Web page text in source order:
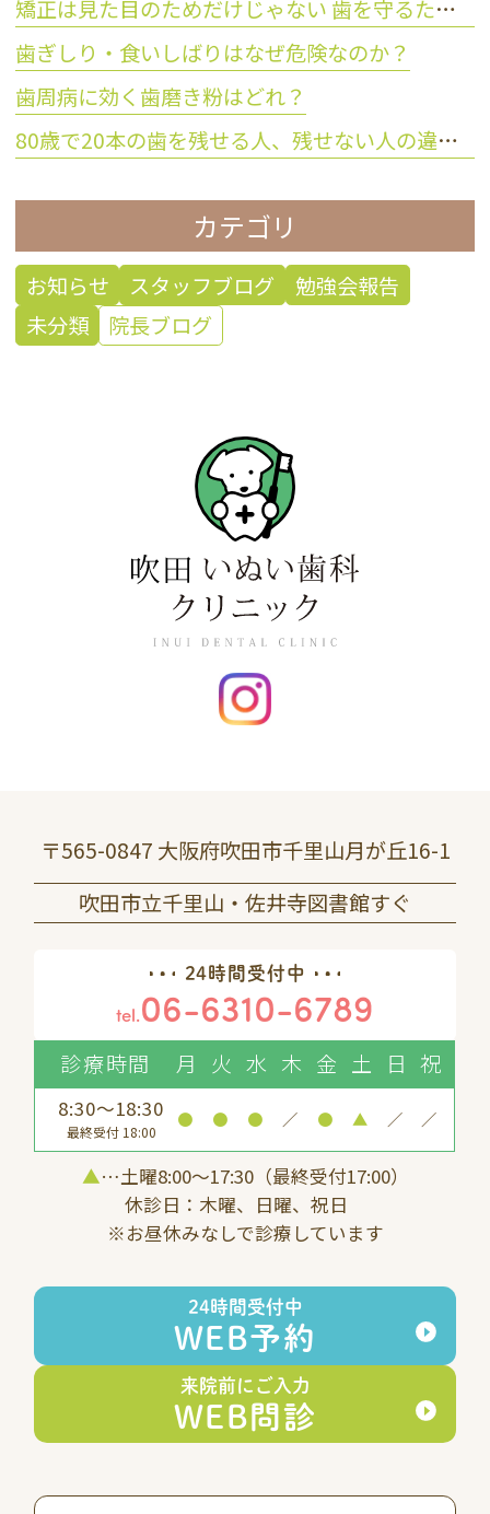
矯正は見た目のためだけじゃない 歯を守るために大切な理由とは？
歯ぎしり・食いしばりはなぜ危険なのか？
歯周病に効く歯磨き粉はどれ？
80歳で20本の歯を残せる人、残せない人の違いとは？
カテゴリ
お知らせ スタッフブログ
勉強会報告
未分類
院長ブログ
〒565-0847 大阪府吹田市千里山月が丘16-1
吹田市立千里山・佐井寺図書館すぐ
24時間受付中
tel.06-6310-6789
診療時間 月 火 水 木 金 土 日 祝
8:30～18:30
最終受付 18:00
● ● ● ／ ● ▲ ／ ／
▲…土曜8:00〜17:30（最終受付17:00）
休診日：木曜、日曜、祝日
※お昼休みなしで診療しています
24時間受付中
WEB予約
来院前にご入力
WEB問診